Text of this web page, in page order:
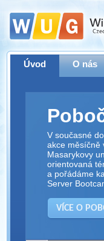
Úvod O nás
V současné
akce měsíčně
Masarykovy
orientovaná
a pořádáme
Server
VÍCE O